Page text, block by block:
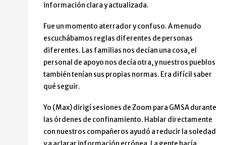
información clara y actualizada.
Fue un momento aterrador y confuso. A menudo
escuchábamos reglas diferentes de personas
diferentes. Las familias nos decían una cosa, el
personal de apoyo nos decía otra, y nuestros pueblos
también tenían sus propias normas. Era difícil saber
qué seguir.
Yo (Max) dirigí sesiones de Zoom para GMSA durante
las órdenes de confinamiento. Hablar directamente
con nuestros compañeros ayudó a reducir la soledad